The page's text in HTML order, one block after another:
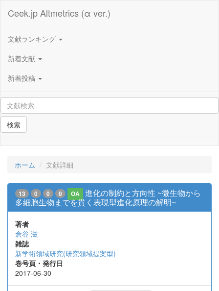
Ceek.jp Altmetrics (α ver.)
文献ランキング
新着文献
新着投稿
検索
ホーム 文献詳細
13 0 0 0 OA
進化の制約と方向性 ~微生物から
多細胞生物までを貫く表現型進化原理の解明~
著者
倉谷 滋
雑誌
新学術領域研究(研究領域提案型)
巻号頁・発行日
2017-06-30